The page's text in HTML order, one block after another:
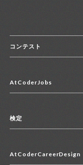
コンテスト
コンテスト一覧
便利リンク集
AtCoderJobs
2027年新卒採用求人一覧
中途採用求人一覧
検定
マイページ
AtCoderCareerDesign